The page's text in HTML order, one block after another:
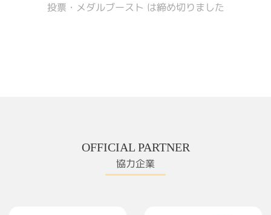
投票・メダルブースト は締め切りました
OFFICIAL PARTNER
協力企業